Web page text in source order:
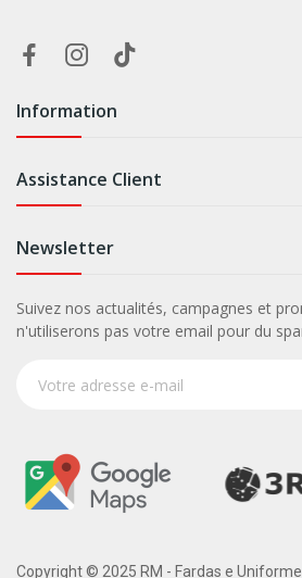
Information
Assistance Client
Newsletter
Suivez nos actualités, campagnes et
n'utiliserons pas votre email pour du
Copyright © 2025 RM - Fardas e